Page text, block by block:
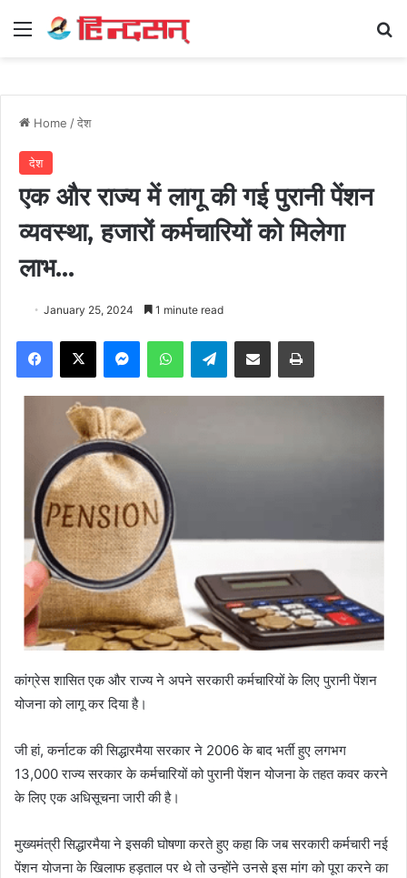
Menu
Home /देश
देश
एक और राज्य में लागू की गई पुरानी पेंशन
व्यवस्था, हजारों कर्मचारियों को मिलेगा
लाभ…
January 25, 2024 1 minute read
Facebook
X MessengerWhatsAppTelegramShare via Email Print
कांग्रेस शासित एक और राज्य ने अपने सरकारी कर्मचारियों के लिए पुरानी पेंशन
योजना को लागू कर दिया है।
जी हां, कर्नाटक की सिद्धारमैया सरकार ने 2006 के बाद भर्ती हुए लगभग
13,000 राज्य सरकार के कर्मचारियों को पुरानी पेंशन योजना के तहत कवर करने
के लिए एक अधिसूचना जारी की है।
मुख्यमंत्री सिद्धारमैया ने इसकी घोषणा करते हुए कहा कि जब सरकारी कर्मचारी नई
पेंशन योजना के खिलाफ हड़ताल पर थे तो उन्होंने उनसे इस मांग को पूरा करने का